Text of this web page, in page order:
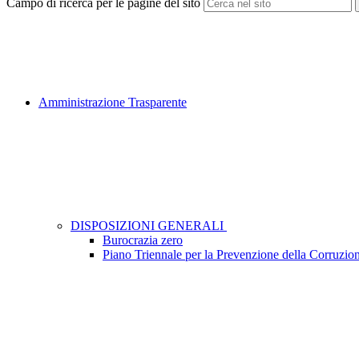
Campo di ricerca per le pagine del sito
Amministrazione Trasparente
DISPOSIZIONI GENERALI
Burocrazia zero
Piano Triennale per la Prevenzione della